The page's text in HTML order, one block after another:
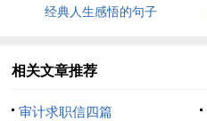
经典人生感悟的句子
相关文章推荐
审计求职信四篇